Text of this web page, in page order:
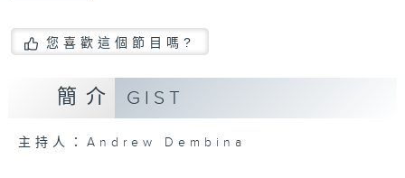
您喜歡這個節目嗎?
簡介 GIST
主持人：Andrew Dembina